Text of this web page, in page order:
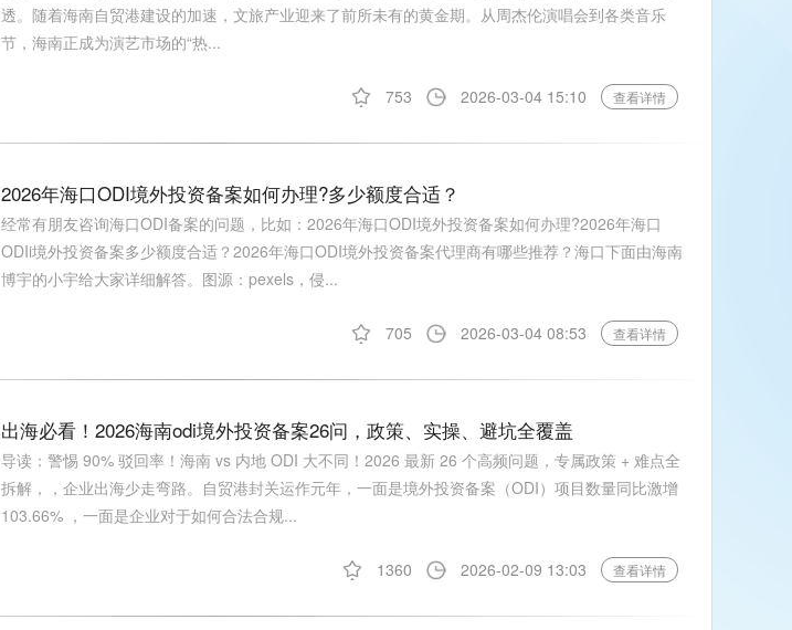
透。随着海南自贸港建设的加速，文旅产业迎来了前所未有的黄金期。从周杰伦演唱会到各类音乐
节，海南正成为演艺市场的“热...
753 2026-03-04 15:10 查看详情
2026年海口ODI境外投资备案如何办理?多少额度合适？
经常有朋友咨询海口ODI备案的问题，比如：2026年海口ODI境外投资备案如何办理?2026年海口
ODIi境外投资备案多少额度合适？2026年海口ODI境外投资备案代理商有哪些推荐？海口下面由海南
博宇的小宇给大家详细解答。图源：pexels，侵...
705 2026-03-04 08:53 查看详情
出海必看！2026海南odi境外投资备案26问，政策、实操、避坑全覆盖
导读：警惕 90% 驳回率！海南 vs 内地 ODI 大不同！2026 最新 26 个高频问题，专属政策 + 难点全
拆解，，企业出海少走弯路。自贸港封关运作元年，一面是境外投资备案（ODI）项目数量同比激增
103.66% ，一面是企业对于如何合法合规...
1360 2026-02-09 13:03 查看详情